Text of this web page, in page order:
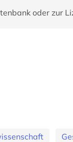
oder zur